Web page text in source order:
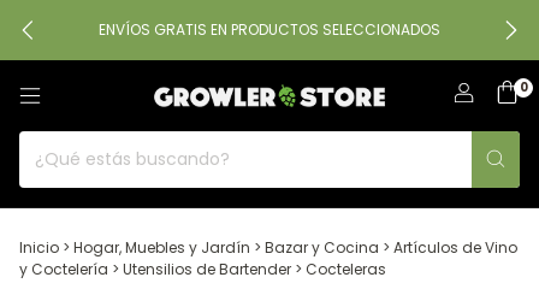
ENVÍOS GRATIS EN PRODUCTOS SELECCIONADOS
0
Inicio > Hogar, Muebles y Jardín > Bazar y Cocina > Artículos de Vino
y Coctelería > Utensilios de Bartender > Cocteleras